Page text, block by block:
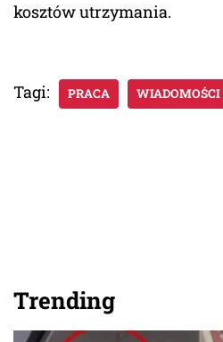
kosztów utrzymania.
Tagi: PRACA WIADOMOŚCI
Trending